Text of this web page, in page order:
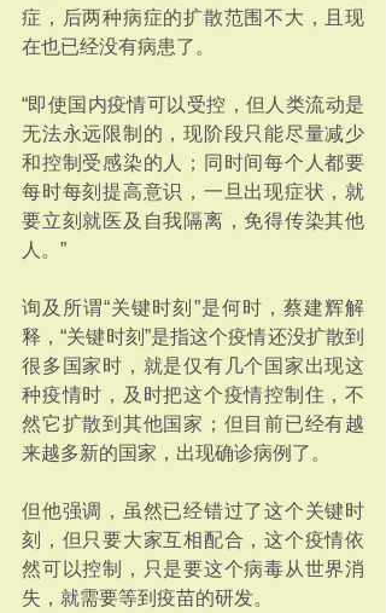
症，后两种病症的扩散范围不大，且现
在也已经没有病患了。
“即使国内疫情可以受控，但人类流动是
无法永远限制的，现阶段只能尽量减少
和控制受感染的人；同时间每个人都要
每时每刻提高意识，一旦出现症状，就
要立刻就医及自我隔离，免得传染其他
人。”
询及所谓“关键时刻”是何时，蔡建辉解
释，“关键时刻”是指这个疫情还没扩散到
很多国家时，就是仅有几个国家出现这
种疫情时，及时把这个疫情控制住，不
然它扩散到其他国家；但目前已经有越
来越多新的国家，出现确诊病例了。
但他强调，虽然已经错过了这个关键时
刻，但只要大家互相配合，这个疫情依
然可以控制，只是要这个病毒从世界消
失，就需要等到疫苗的研发。